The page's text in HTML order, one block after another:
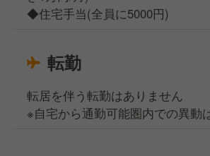
◆住宅手当(全員に5000円)
転勤
転居を伴う転勤はありません
※自宅から通勤可能圏内での異動